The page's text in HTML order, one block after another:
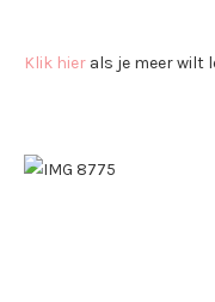
Klik hier als je meer wilt